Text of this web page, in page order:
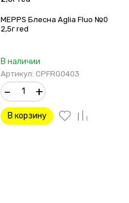
MEPPS Блесна Aglia Fluo №0
2,5г red
В наличии
Артикул: CPFRG0403
– +
В корзину